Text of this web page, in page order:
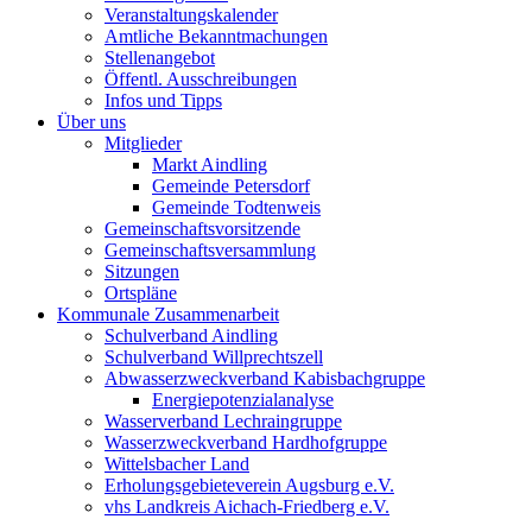
Veranstaltungskalender
Amtliche Bekanntmachungen
Stellenangebot
Öffentl. Ausschreibungen
Infos und Tipps
Über uns
Mitglieder
Markt Aindling
Gemeinde Petersdorf
Gemeinde Todtenweis
Gemeinschaftsvorsitzende
Gemeinschaftsversammlung
Sitzungen
Ortspläne
Kommunale Zusammenarbeit
Schulverband Aindling
Schulverband Willprechtszell
Abwasserzweckverband Kabisbachgruppe
Energiepotenzialanalyse
Wasserverband Lechraingruppe
Wasserzweckverband Hardhofgruppe
Wittelsbacher Land
Erholungsgebieteverein Augsburg e.V.
vhs Landkreis Aichach-Friedberg e.V.